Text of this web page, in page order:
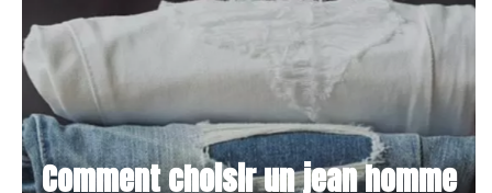
Comment choisir un jean homme